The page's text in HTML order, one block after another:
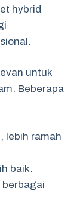
hybrid
untuk
Beberapa
lebih ramah
baik.
berbagai